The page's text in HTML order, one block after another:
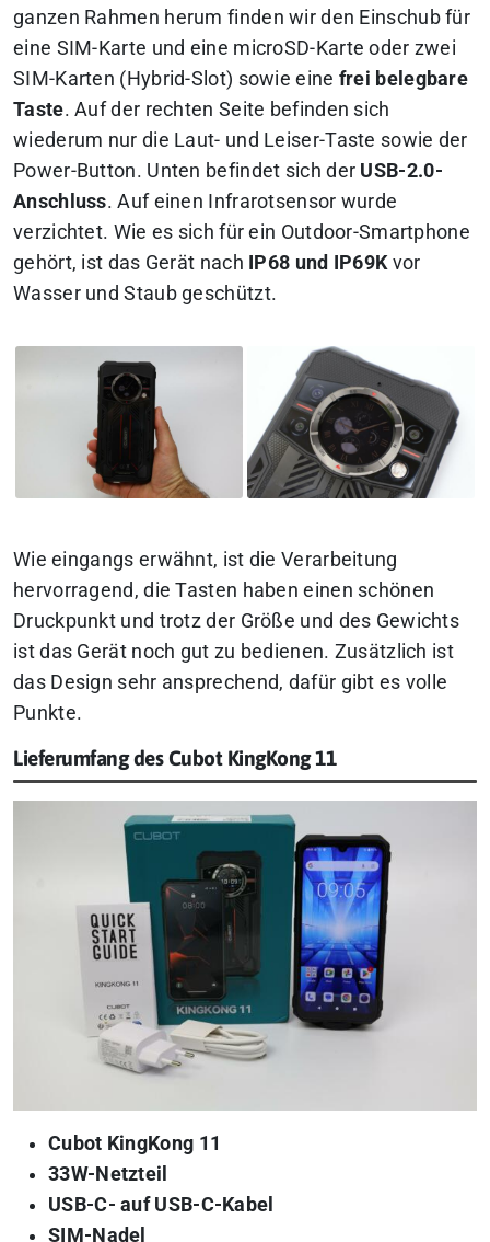
ganzen Rahmen herum finden wir den Einschub für
eine SIM-Karte und eine microSD-Karte oder zwei
SIM-Karten (Hybrid-Slot) sowie eine frei belegbare
Taste. Auf der rechten Seite befinden sich
wiederum nur die Laut- und Leiser-Taste sowie der
Power-Button. Unten befindet sich der USB-2.0-
Anschluss. Auf einen Infrarotsensor wurde
verzichtet. Wie es sich für ein Outdoor-Smartphone
gehört, ist das Gerät nach
IP68 und IP69Kvor
Wasser und Staub geschützt.
Wie eingangs erwähnt, ist die Verarbeitung
hervorragend, die Tasten haben einen schönen
Druckpunkt und trotz der Größe und des Gewichts
ist das Gerät noch gut zu bedienen. Zusätzlich ist
das Design sehr ansprechend, dafür gibt es volle
Punkte.
Lieferumfang des Cubot KingKong 11
Cubot KingKong 11
33W-Netzteil
USB-C- auf USB-C-Kabel
SIM-Nadel